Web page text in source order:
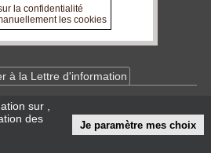
à la Lettre d'information
sur
des
Je paramètre mes choix
la confidentialité
les cookies